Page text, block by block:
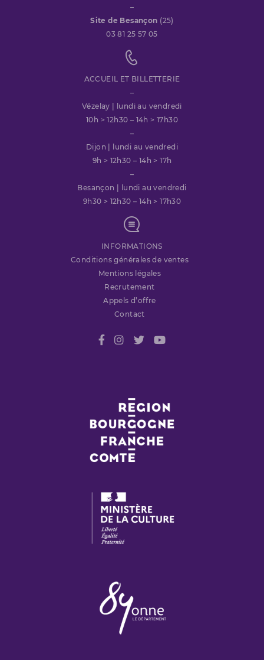
–
Site de Besançon (25)
03 81 25 57 05
ACCUEIL ET BILLETTERIE
–
Vézelay | lundi au vendredi
10h > 12h30 – 14h > 17h30
–
Dijon | lundi au vendredi
9h > 12h30 – 14h > 17h
–
Besançon | lundi au vendredi
9h30 > 12h30 – 14h > 17h30
INFORMATIONS
Conditions générales de ventes
Mentions légales
Recrutement
Appels d’offre
Contact